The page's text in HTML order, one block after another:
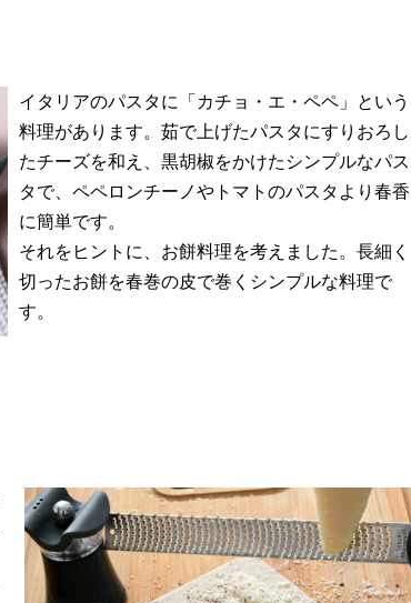
イタリアのパスタに「カチョ・エ・ペペ」という
料理があります。茹で上げたパスタにすりおろし
たチーズを和え、黒胡椒をかけたシンプルなパス
タで、ペペロンチーノやトマトのパスタより春香
に簡単です。
それをヒントに、お餅料理を考えました。長細く
切ったお餅を春巻の皮で巻くシンプルな料理で
す。